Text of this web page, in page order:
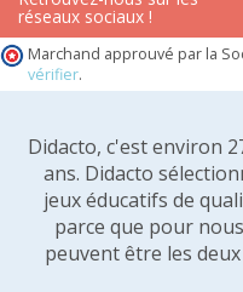
réseaux sociaux !
Marchand approuvé par la
vérifier.
Didacto, c'est environ
ans. Didacto
jeux éducatifs de
parce que pour
peuvent être les